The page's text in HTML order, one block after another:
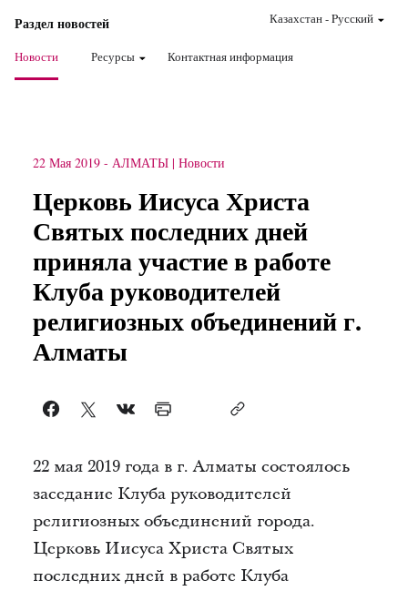
Раздел новостей
Новости Ресурсы Контактная информация
Казахстан-Pусский
22 Мая 2019 - АЛМАТЫ Новости
Церковь Иисуса Христа
Святых последних дней
приняла участие в работе
Клуба руководителей
религиозных объединений г.
Алматы
22 мая 2019 года в г. Алматы состоялось
заседание Клуба руководителей
религиозных объединений города.
Церковь Иисуса Христа Святых
последних дней в работе Клуба